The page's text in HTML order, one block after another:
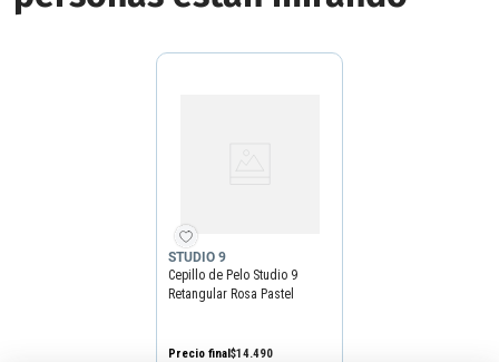
STUDIO 9
Cepillo de Pelo Studio 9
Retangular Rosa Pastel
Precio final$14.490